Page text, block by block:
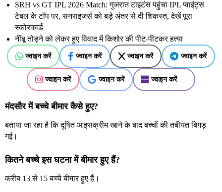
SRH vs GT IPL 2026 Match: गुजरात टाइटंस पहुंचा IPL प्वाइंट्स
टेबल के टॉप पर, सनराइजर्स को बड़े अंतर से दी शिकस्त, देखें पूरा
स्कोरकार्ड
नींबू तोड़ने को लेकर हुए विवाद में किशोर की पीट-पीटकर हत्या
ज्वाइन करें ज्वाइन करें ज्वाइन करें ज्वाइन करें
ज्वाइन करें ज्वाइन करें ज्वाइन करें
मंदसौर में बच्चे बीमार कैसे हुए?
बताया जा रहा है कि दूषित आइसक्रीम खाने के बाद बच्चों की तबीयत बिगड़
गई।
कितने बच्चे इस घटना में बीमार हुए हैं?
करीब 13 से 15 बच्चे बीमार हुए हैं।